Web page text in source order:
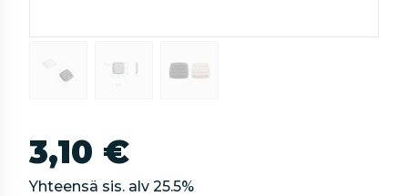
3,10 €
Yhteensä sis. alv 25.5%